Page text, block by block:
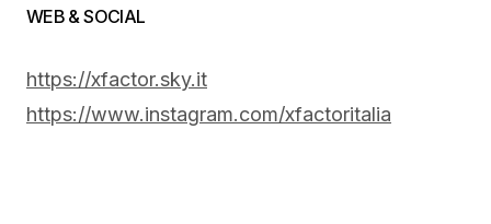
WEB & SOCIAL
https://xfactor.sky.it
https://www.instagram.com/xfactoritalia